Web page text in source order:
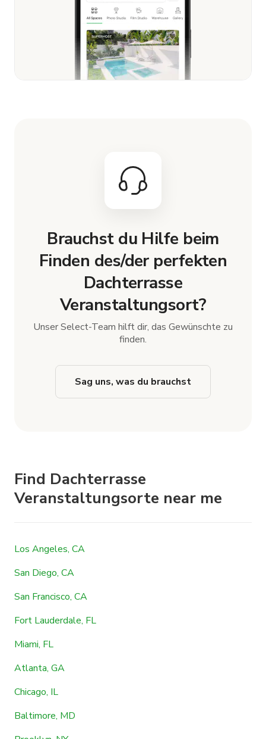
Brauchst du Hilfe beim
Finden des/der perfekten
Dachterrasse
Veranstaltungsort?
Unser Select-Team hilft dir, das Gewünschte zu
finden.
Sag uns, was du brauchst
Find Dachterrasse
Veranstaltungsorte near me
Los Angeles, CA
San Diego, CA
San Francisco, CA
Fort Lauderdale, FL
Miami, FL
Atlanta, GA
Chicago, IL
Baltimore, MD